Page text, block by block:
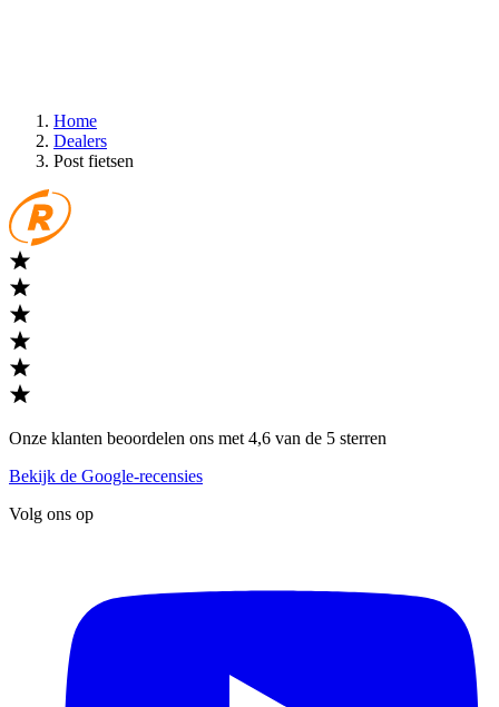
Home
Dealers
Post fietsen
Onze klanten beoordelen ons met 4,6 van de 5 sterren
Bekijk de Google-recensies
Volg ons op